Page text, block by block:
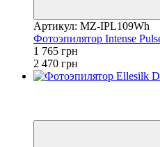
Артикул: MZ-IPL109Wh
Фотоэпилятор Intense
1 765 грн
2 470 грн